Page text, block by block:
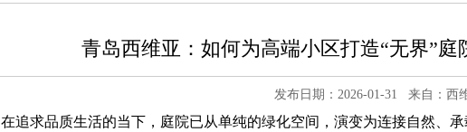
青岛西维亚：如何为高端小区打造“无界”庭
发布日期：2026-01-31 来自：西
在追求品质生活的当下，庭院已从单纯的绿化空间，演变为连接自然、